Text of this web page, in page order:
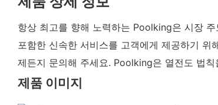
항상 최고를 향해 노력하는 Poolking은 시장
포함한 신속한 서비스를 고객에게 제공하기
제든지 문의해 주세요. Poolking은 열전도 법
제품 이미지